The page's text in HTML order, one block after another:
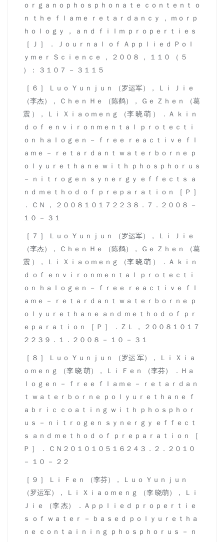
ｏｒｇａｎｏｐｈｏｓｐｈｏｎａｔｅ ｃｏｎｔｅｎｔ ｏ
ｎ ｔｈｅ ｆｌａｍｅ ｒｅｔａｒｄａｎｃｙ ， ｍｏｒｐ
ｈｏｌｏｇｙ ， ａｎｄ ｆｉｌｍ ｐｒｏｐｅｒｔｉｅｓ
［ Ｊ ］ ． Ｊｏｕｒｎａｌ ｏｆ Ａｐｐｌｉｅｄ Ｐｏｌ
ｙｍｅｒ Ｓｃｉｅｎｃｅ ， ２００８ ， １１０ （ ５
）： ３１０７ － ３１１５
［ ６ ］ Ｌｕｏ Ｙｕｎｊｕｎ （罗运军）， Ｌｉ Ｊｉｅ
（李杰）， Ｃｈｅｎ Ｈｅ （陈鹤）， Ｇｅ Ｚｈｅｎ （葛
震 ）， Ｌｉ Ｘｉａｏｍｅｎｇ （李 晓 萌 ） ．Ａ ｋｉｎ
ｄ ｏｆ ｅｎｖｉｒｏｎｍｅｎｔａｌ ｐｒｏｔｅｃｔｉ
ｏｎ ｈａｌｏｇｅｎ － ｆｒｅｅ ｒｅａｃｔｉｖｅ ｆｌ
ａｍｅ － ｒｅｔａｒｄａｎｔ ｗａｔｅｒｂｏｒｎｅ ｐ
ｏｌｙｕｒｅｔｈａｎｅ ｗｉｔｈ ｐｈｏｓｐｈｏｒｕｓ
－ ｎｉｔｒｏｇｅｎ ｓｙｎｅｒｇｙ ｅｆｆｅｃｔｓ ａ
ｎｄ ｍｅｔｈｏｄ ｏｆ ｐｒｅｐａｒａｔｉｏｎ ［ Ｐ ］
． ＣＮ ， ２００８１０１７２２３８．７．２００８ －
１０ － ３１
［ ７ ］ Ｌｕｏ Ｙｕｎｊｕｎ （罗运军）， Ｌｉ Ｊｉｅ
（李杰）， Ｃｈｅｎ Ｈｅ （陈鹤）， Ｇｅ Ｚｈｅｎ （葛
震 ）， Ｌｉ Ｘｉａｏｍｅｎｇ （李 晓 萌 ） ．Ａ ｋｉｎ
ｄ ｏｆ ｅｎｖｉｒｏｎｍｅｎｔａｌ ｐｒｏｔｅｃｔｉ
ｏｎ ｈａｌｏｇｅｎ － ｆｒｅｅ ｒｅａｃｔｉｖｅ ｆｌ
ａｍｅ － ｒｅｔａｒｄａｎｔ ｗａｔｅｒｂｏｒｎｅ ｐ
ｏｌｙｕｒｅｔｈａｎｅ ａｎｄ ｍｅｔｈｏｄ ｏｆ ｐｒ
ｅｐａｒａｔｉｏｎ ［ Ｐ ］ ．ＺＬ ， ２００８１０１７
２２３９．１．２００８ － １０ － ３１
［ ８ ］ Ｌｕｏ Ｙｕｎｊｕｎ （罗运 军）， Ｌｉ Ｘｉａ
ｏｍｅｎｇ （李 晓 萌）， Ｌｉ Ｆｅｎ （李芬） ．Ｈａ
ｌｏｇｅｎ － ｆｒｅｅ ｆｌａｍｅ － ｒｅｔａｒｄａｎ
ｔ ｗａｔｅｒｂｏｒｎｅ ｐｏｌｙｕｒｅｔｈａｎｅ ｆ
ａｂｒｉｃ ｃｏａｔｉｎｇ ｗｉｔｈ ｐｈｏｓｐｈｏｒ
ｕｓ － ｎｉｔｒｏｇｅｎ ｓｙｎｅｒｇｙ ｅｆｆｅｃｔ
ｓ ａｎｄ ｍｅｔｈｏｄ ｏｆ ｐｒｅｐａｒａｔｉｏｎ ［
Ｐ ］ ． ＣＮ２０１０１０５１６２４３．２．２０１０
－ １０ － ２２
［ ９ ］ Ｌｉ Ｆｅｎ （李芬）， Ｌｕｏ Ｙｕｎｊｕｎ
（罗运军）， Ｌｉ Ｘｉａｏｍｅｎｇ （李 晓萌）， Ｌｉ
Ｊｉｅ （李 杰） ．Ａｐｐｌｉｅｄ ｐｒｏｐｅｒｔｉｅ
ｓ ｏｆ ｗａｔｅｒ － ｂａｓｅｄ ｐｏｌｙｕｒｅｔｈａ
ｎｅ ｃｏｎｔａｉｎｉｎｇ ｐｈｏｓｐｈｏｒｕｓ － ｎ